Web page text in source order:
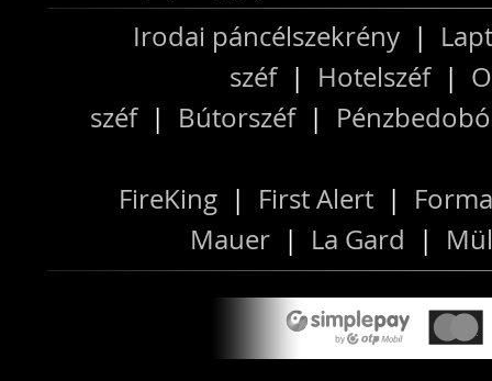
Irodai páncélszekrény |
széf| Hotelszéf|
széf| Bútorszéf|
FireKing | First Alert |
Mauer | La Gard |